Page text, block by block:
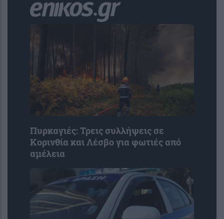
Πυρκαγιές: Τρεις συλλήψεις σε
Κορινθία και Λέσβο για φωτιές από
αμέλεια